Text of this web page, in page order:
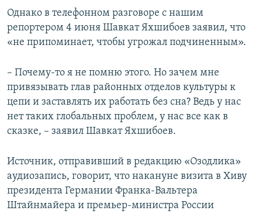
Однако в телефонном разговоре с нашим
репортером 4 июня Шавкат Яхшибоев заявил, что
«не припоминает, чтобы угрожал подчиненным».
– Почему-то я не помню этого. Но зачем мне
привязывать глав районных отделов культуры к
цепи и заставлять их работать без сна? Ведь у нас
нет таких глобальных проблем, у нас все как в
сказке, – заявил Шавкат Яхшибоев.
Источник, отправивший в редакцию «Озодлика»
аудиозапись, говорит, что накануне визита в Хиву
президента Германии Франка-Вальтера
Штайнмайера и премьер-министра России